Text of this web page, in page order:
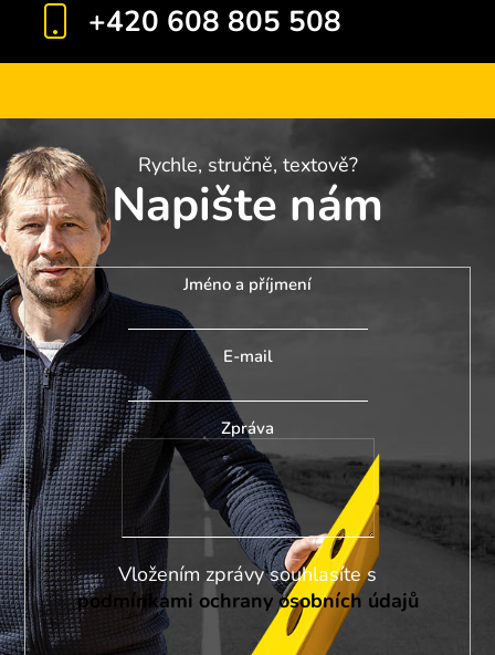
c
+420 608 805 508
Rychle, stručně, textově?
Napište nám
Jméno a příjmení
E-mail
Zpráva
podmínkami ochrany osobních údajů